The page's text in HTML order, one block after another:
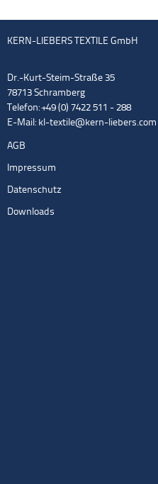
KERN-LIEBERS TEXTILE GmbH
Dr.-Kurt-Steim-Straße 35
78713 Schramberg
Telefon: +49 (0) 7422 511 - 288
E-Mail: kl-textile@kern-liebers.com
AGB
Impressum
Datenschutz
Downloads